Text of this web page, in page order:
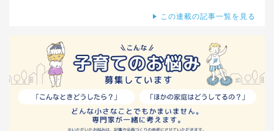
この連載の記事一覧を見る